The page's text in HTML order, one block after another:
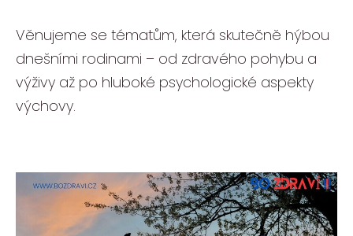
Věnujeme se tématům, která skutečně hýbou
dnešními rodinami – od zdravého pohybu a
výživy až po hluboké psychologické aspekty
výchovy.